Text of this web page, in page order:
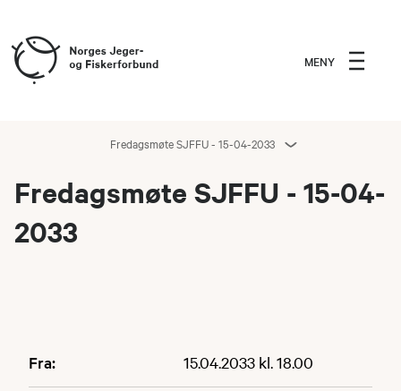
MENY
Fredagsmøte SJFFU - 15-04-2033
Fredagsmøte SJFFU - 15-04-
2033
Fra: 15.04.2033 kl. 18.00